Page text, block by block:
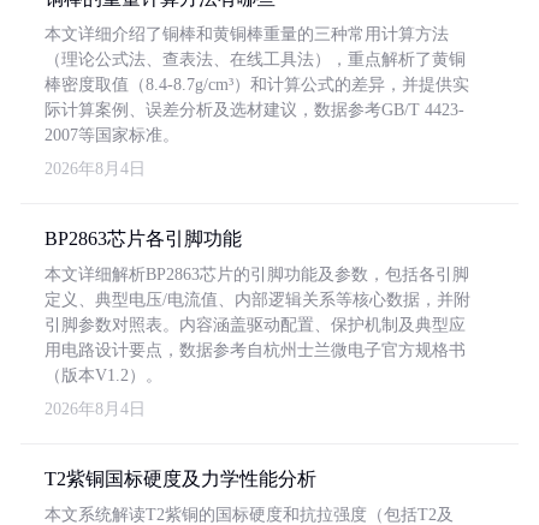
本文详细介绍了铜棒和黄铜棒重量的三种常用计算方法
（理论公式法、查表法、在线工具法），重点解析了黄铜
棒密度取值（8.4-8.7g/cm³）和计算公式的差异，并提供实
际计算案例、误差分析及选材建议，数据参考GB/T 4423-
2007等国家标准。
2026年8月4日
BP2863芯片各引脚功能
本文详细解析BP2863芯片的引脚功能及参数，包括各引脚
定义、典型电压/电流值、内部逻辑关系等核心数据，并附
引脚参数对照表。内容涵盖驱动配置、保护机制及典型应
用电路设计要点，数据参考自杭州士兰微电子官方规格书
（版本V1.2）。
2026年8月4日
T2紫铜国标硬度及力学性能分析
本文系统解读T2紫铜的国标硬度和抗拉强度（包括T2及